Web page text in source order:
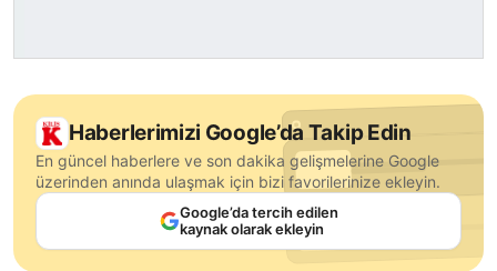
Haberlerimizi Google’da Takip Edin
En güncel haberlere ve son dakika gelişmelerine Google
üzerinden anında ulaşmak için bizi favorilerinize ekleyin.
Google’da tercih edilen
kaynak olarak ekleyin